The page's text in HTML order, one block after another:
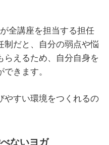
全講座を担当する担任
制だと、自分の弱点や悩
らえるため、自分自身を
きます。
やすい環境をつくれるの
ないヨガ